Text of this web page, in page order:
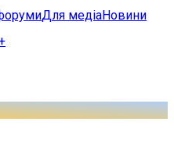
Для медіаНовини